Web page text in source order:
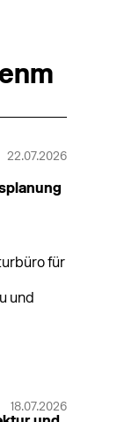
22.07.2026
für
und
18.07.2026